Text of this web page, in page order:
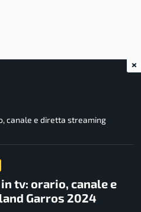
canale e diretta streaming
tv: orario, canale e
Garros 2024
×